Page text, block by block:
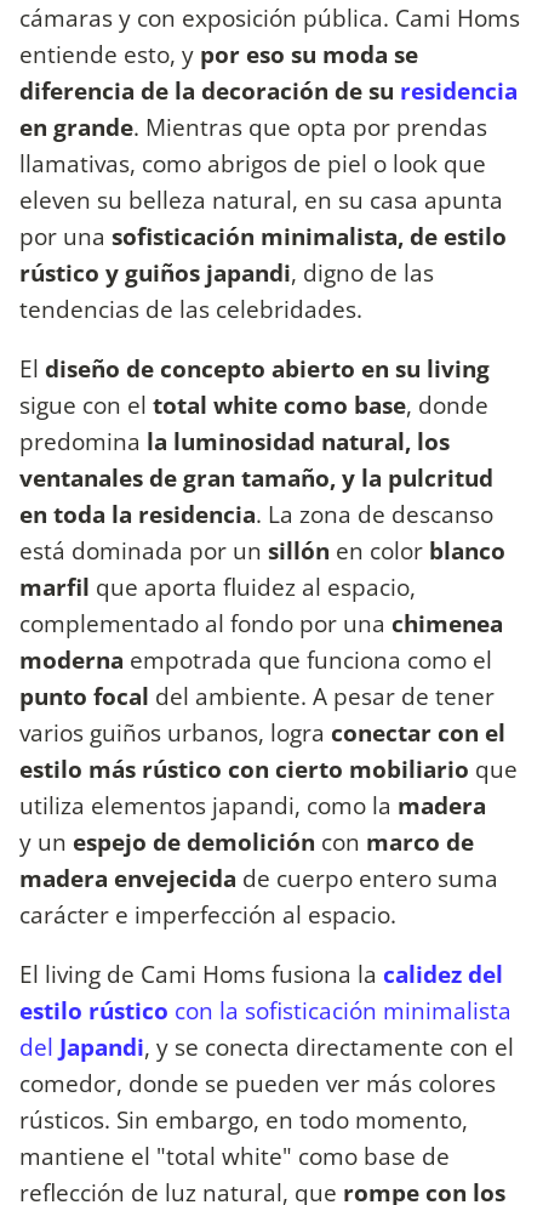
cámaras y con exposición pública. Cami Homs
entiende esto, y por eso su moda se
diferencia de la decoración de su residencia
en grande. Mientras que opta por prendas
llamativas, como abrigos de piel o look que
eleven su belleza natural, en su casa apunta
por una sofisticación minimalista, de estilo
rústico y guiños japandi, digno de las
tendencias de las celebridades.
El diseño de concepto abierto en su living
sigue con el total white como base, donde
predomina la luminosidad natural, los
ventanales de gran tamaño, y la pulcritud
en toda la residencia. La zona de descanso
está dominada por un sillón en color blanco
marfil que aporta fluidez al espacio,
complementado al fondo por una chimenea
moderna empotrada que funciona como el
punto focal del ambiente. A pesar de tener
varios guiños urbanos, logra conectar con el
estilo más rústico con cierto mobiliario que
utiliza elementos japandi, como la madera
y un espejo de demolición con marco de
madera envejecida de cuerpo entero suma
carácter e imperfección al espacio.
El living de Cami Homsfusiona la calidez del
estilo rústico con la sofisticación minimalista
del Japandi, y se conecta directamente con el
comedor, donde se pueden ver más colores
rústicos. Sin embargo, en todo momento,
mantiene el "total white" como base de
reflección de luz natural, que rompe con los